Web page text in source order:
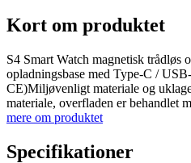
Kort om produktet
S4 Smart Watch magnetisk trådløs
opladningsbase med Type-C /
CE)Miljøvenligt materiale og
materiale, overfladen er behandlet
mere om produktet
Specifikationer